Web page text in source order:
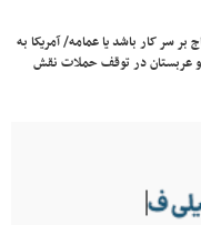
سر کار باشد یا عمامه/ آمریکا به
عربستان در توقف حملات نقش